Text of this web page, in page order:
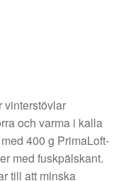
vinterstövlar
och varma i kalla
400 g PrimaLoft-
med fuskpälskant.
till att minska